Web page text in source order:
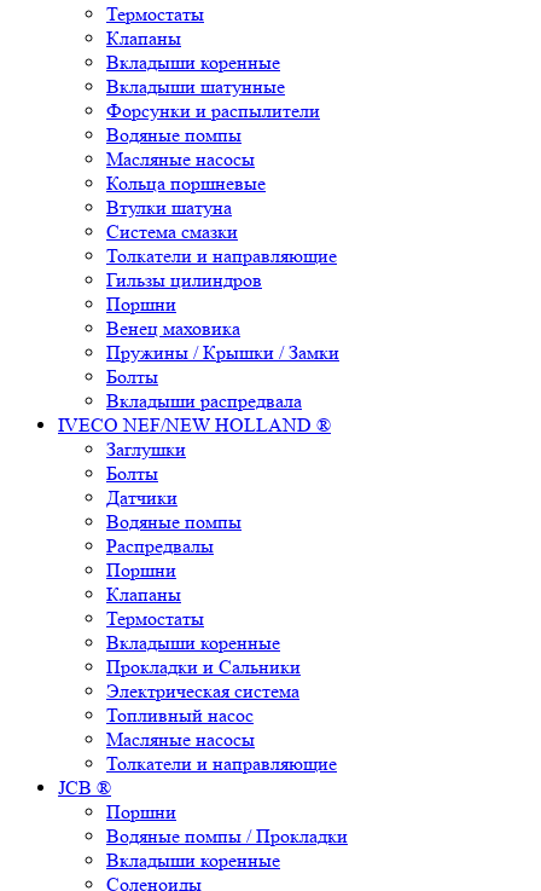
Термостаты
Клапаны
Вкладыши коренные
Вкладыши шатунные
Форсунки и распылители
Водяные помпы
Масляные насосы
Кольца поршневые
Втулки шатуна
Система смазки
Толкатели и направляющие
Гильзы цилиндров
Поршни
Венец маховика
Пружины / Крышки / Замки
Болты
Вкладыши распредвала
IVECO NEF/NEW HOLLAND ®
Заглушки
Болты
Датчики
Водяные помпы
Распредвалы
Поршни
Клапаны
Термостаты
Вкладыши коренные
Прокладки и Сальники
Электрическая система
Топливный насос
Масляные насосы
Толкатели и направляющие
JCB ®
Поршни
Водяные помпы / Прокладки
Вкладыши коренные
Соленоиды